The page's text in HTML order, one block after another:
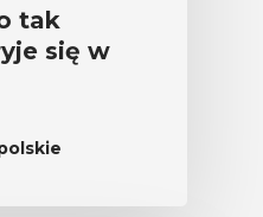
tak
się w